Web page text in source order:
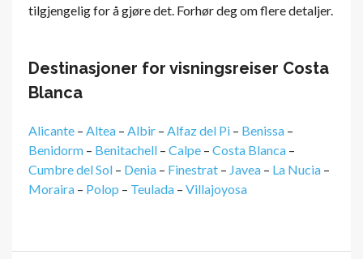
tilgjengelig for å gjøre det. Forhør deg om flere detaljer.
Destinasjoner for visningsreiser Costa
Blanca
Alicante – Altea – Albir – Alfaz del Pi – Benissa –
Benidorm – Benitachell – Calpe – Costa Blanca –
Cumbre del Sol – Denia – Finestrat – Javea – La Nucia –
Moraira – Polop – Teulada – Villajoyosa